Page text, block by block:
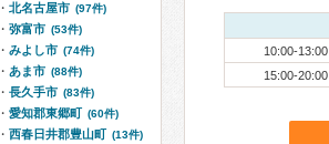
10:00-13:00
15:00-20:00
北名古屋市 (97件)
弥富市 (53件)
みよし市 (74件)
あま市 (88件)
長久手市 (83件)
愛知郡東郷町 (60件)
西春日井郡豊山町 (13件)